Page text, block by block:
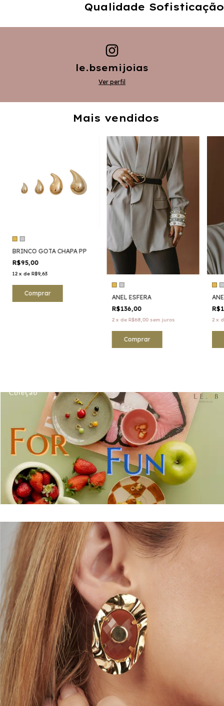
Qualidade Sofisticação
le.bsemijoias
Ver perfil
Mais vendidos
BRINCO GOTA CHAPA PP
R$95,00
12 x de R$9,63
Comprar
ANEL ESFERA
R$136,00
2 xdeR$68,00 sem juros
Comprar
2 x